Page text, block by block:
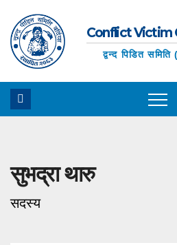
content
Conflict Victim
द्वन्द पिडित समिति
सुभद्रा थारु
सदस्य